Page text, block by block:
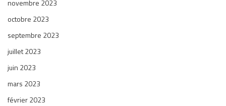
novembre 2023
octobre 2023
septembre 2023
juillet 2023
juin 2023
mars 2023
février 2023